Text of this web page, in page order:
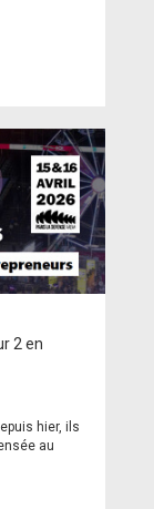
2 en
hier, ils
au